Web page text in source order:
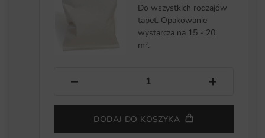
Do wszystkich rodzajów
tapet. Opakowanie
wystarcza na 15 - 20
m².
− +
DODAJ DO KOSZYKA